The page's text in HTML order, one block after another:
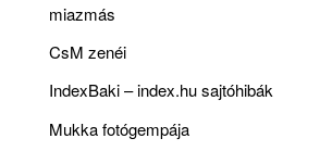
miazmás
CsM zenéi
IndexBaki – index.hu sajtóhibák
Mukka fotógempája